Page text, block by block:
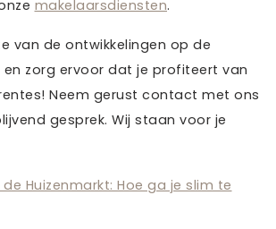
makelaarsdiensten.
van de ontwikkelingen op de
zorg ervoor dat je profiteert van
Neem gerust contact met ons
gesprek. Wij staan voor je
Huizenmarkt: Hoe ga je slim te